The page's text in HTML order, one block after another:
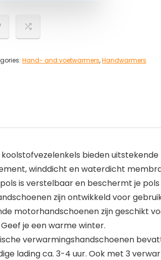
Hand- and voetwarmers,Handwarmers
bieden
winddicht en waterdicht
is verstelbaar en beschermt je pols
zijn ontwikkeld voor
motorhandschoenen zijn geschikt
je een warme winter.
verwarmingshandschoenen
lading ca. 3-4 uur. Ook met 3